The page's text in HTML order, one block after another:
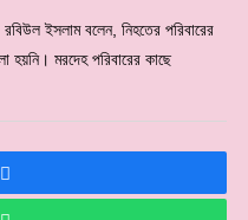
ইসলাম বলেন, নিহতের পরিবারের
হয়নি। মরদেহ পরিবারের কাছে